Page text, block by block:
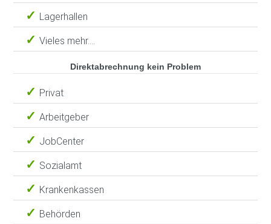
Lagerhallen
Vieles mehr....
Direktabrechnung kein Problem
Privat
Arbeitgeber
JobCenter
Sozialamt
Krankenkassen
Behörden